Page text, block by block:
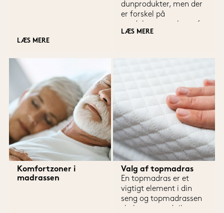
LÆS MERE
dunprodukter, men der
er forskel på
dun og fjer og dermed
dunprodukt er, at man
køber fra en dansk
producent. Kvaliteten
på danske produkter er
meget bedre end
udenlandske produkter.
LÆS MERE
Komfortzoner i
madrassen
Valg af topmadras
En topmadras er et
vigtigt element i din
seng og topmadrassen
skal være med til at